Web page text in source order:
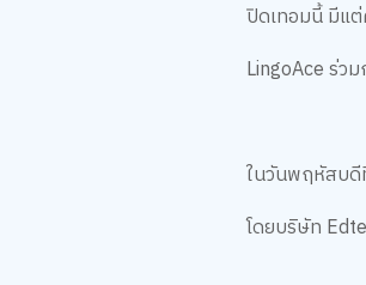
ปิดเทอมนี้ มีแต่
LingoAce ร่ว
ในวันพฤหัสบดี
โดยบริษัท